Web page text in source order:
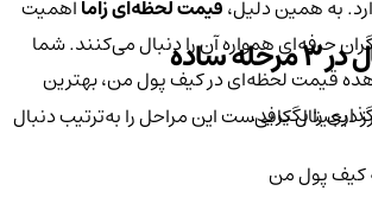
به همین دلیل،قیمت لحظه‌ای زامااهمیت
حرفه‌ای همواره آن را دنبال می‌کنند. شما
قیمت لحظه‌ای در کیف پول من، بهترین
را بگیرید.
ساده
دیجیتال کافی‌ست این مراحل را به‌ترتیب دنبال